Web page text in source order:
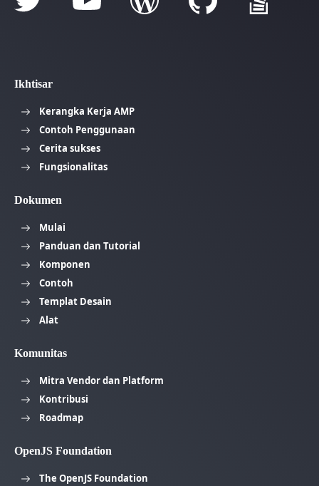
Ikhtisar
Kerangka Kerja AMP
Contoh Penggunaan
Cerita sukses
Fungsionalitas
Dokumen
Mulai
Panduan dan Tutorial
Komponen
Contoh
Templat Desain
Alat
Komunitas
Mitra Vendor dan Platform
Kontribusi
Roadmap
OpenJS Foundation
The OpenJS Foundation